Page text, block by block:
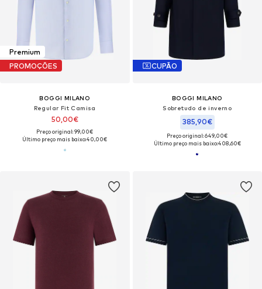
Premium
PROMOÇÕES
BOGGI MILANO
Regular Fit Camisa
50,00€
Preço original: 99,00€
Último preço mais baixo:40,00€
CUPÃO
BOGGI MILANO
Sobretudo de inverno
385,90€
Preço original: 649,00€
Último preço mais baixo:408,60€